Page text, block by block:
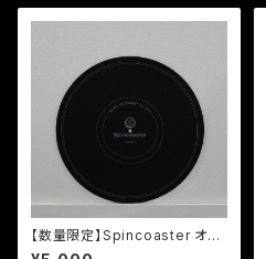
【数量限定】Spincoaster オリ
ジナルスリップマット 12インチ /